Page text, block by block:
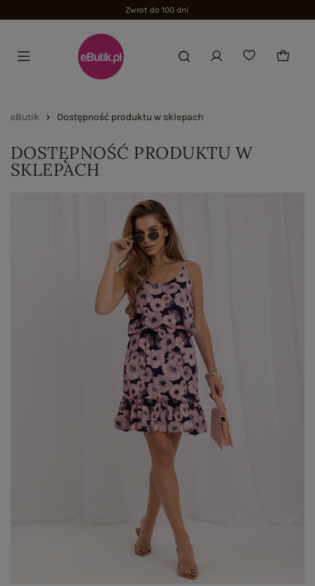
Zwrot do 100 dni
eButik Dostępność produktu w sklepach
DOSTĘPNOŚĆ PRODUKTU W
SKLEPACH